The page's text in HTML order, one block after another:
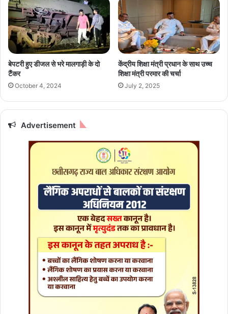
ब
र
मा
ता
ल
क्ष्मी
की
कृ
पा
हो
गा
ध
न
बेपटरी हुए डीजल से भरे मालगाड़ी के दो
टैंकर
October 4, 2024
केंद्रीय शिक्षा मंत्री प्रधान के साथ उच्च
शिक्षा मंत्री परमार की चर्चा
July 2, 2025
Advertisement